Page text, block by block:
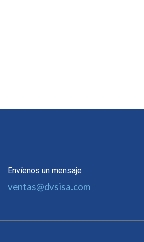
Envíenos un mensaje
ventas@dvsisa.com